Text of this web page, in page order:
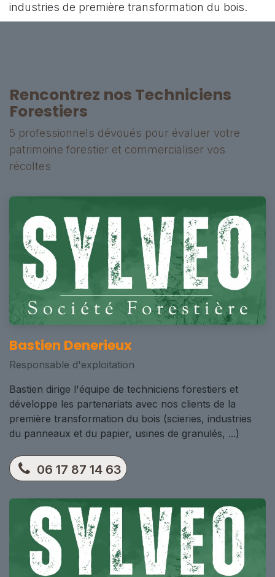
industries de première transformation du bois.
Rencontrez nos Techniciens
Forestiers
5 professionnels dévoués pour évaluer votre
patrimoine forestier et ​commercialiser vos
récoltes
Bastien Denerieux
Responsable d'exploitation
Bastien dirige l'équipe de techniciens forestiers et
développe les partenariats avec nos clients de la
première transformation du bois (scieries, industries
du panneaux et du papier, usines de granulés, ...)
06 17 87 14 63